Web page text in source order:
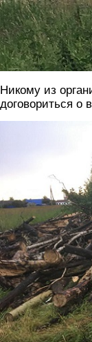
Никому из
договориться о